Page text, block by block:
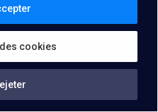
cookies
pour l’industrie